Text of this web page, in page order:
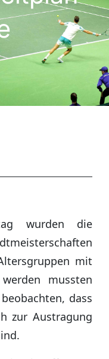
wurden die
mit
mussten
dass
zur Austragung